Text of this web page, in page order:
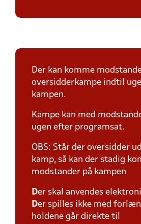
Der kan komme
oversidderkampe indtil
kampen.
Kampe kan med
ugen efter programsat.
OBS: Står der oversidder
kamp, så kan der stadig
modstander på kampen
Der skal anvendes
Der spilles ikke med
holdene går direkte til